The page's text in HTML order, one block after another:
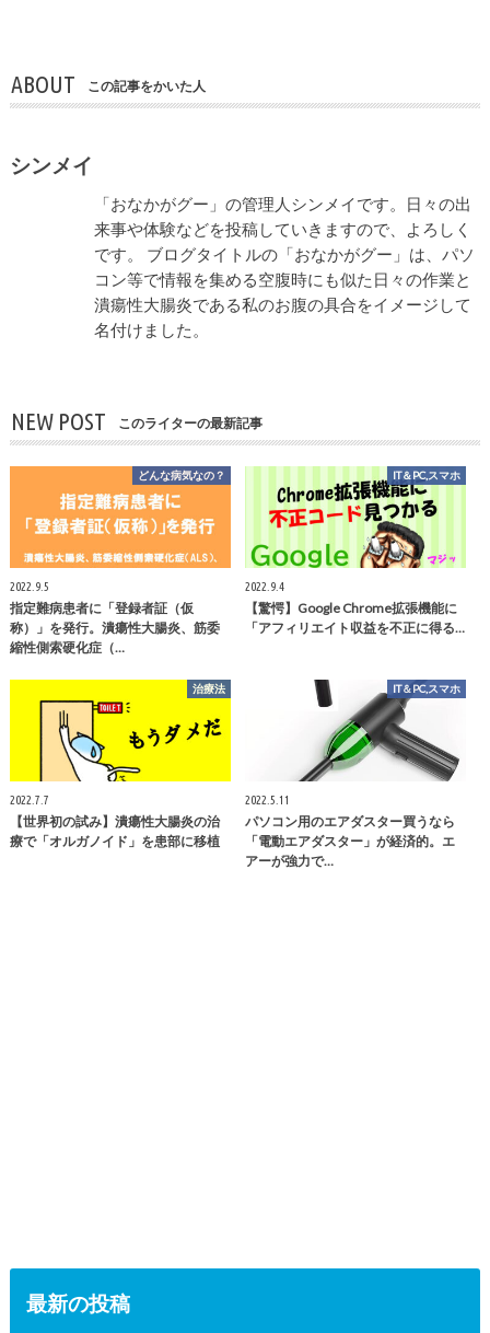
ABOUT この記事をかいた人
シンメイ
「おなかがグー」の管理人シンメイです。日々の出
来事や体験などを投稿していきますので、よろしく
です。 ブログタイトルの「おなかがグー」は、パソ
コン等で情報を集める空腹時にも似た日々の作業と
潰瘍性大腸炎である私のお腹の具合をイメージして
名付けました。
NEW POST このライターの最新記事
どんな病気なの？
2022.9.5
指定難病患者に「登録者証（仮
称）」を発行。潰瘍性大腸炎、筋委
縮性側索硬化症（…
IT＆PC,スマホ
2022.9.4
【驚愕】Google Chrome拡張機能に
「アフィリエイト収益を不正に得る…
治療法
2022.7.7
【世界初の試み】潰瘍性大腸炎の治
療で「オルガノイド」を患部に移植
IT＆PC,スマホ
2022.5.11
パソコン用のエアダスター買うなら
「電動エアダスター」が経済的。エ
アーが強力で…
最新の投稿